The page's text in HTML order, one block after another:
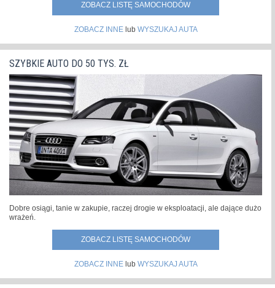
ZOBACZ LISTĘ SAMOCHODÓW
ZOBACZ INNElub WYSZUKAJ AUTA
SZYBKIE AUTO DO 50 TYS. ZŁ
Dobre osiągi, tanie w zakupie, raczej drogie w eksploatacji, ale dające dużo
wrażeń.
ZOBACZ LISTĘ SAMOCHODÓW
ZOBACZ INNElub WYSZUKAJ AUTA